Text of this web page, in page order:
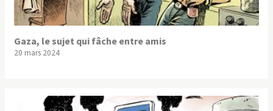
Gaza, le sujet qui fâche entre amis
20 mars 2024